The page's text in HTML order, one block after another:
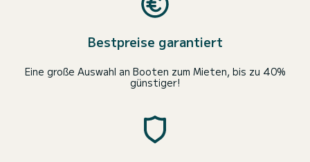
Bestpreise garantiert
Eine große Auswahl an Booten zum Mieten, bis zu 40%
günstiger!